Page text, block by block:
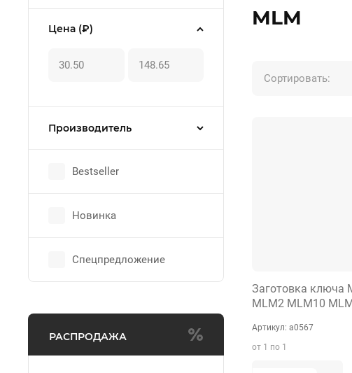
Цена (₽)
Производитель
Bestseller
Новинка
Спецпредложение
РАСПРОДАЖА
MLM
Сортировать:
Заготовка ключа
MLM2 MLM10
Артикул: а0567
от 1 по 1